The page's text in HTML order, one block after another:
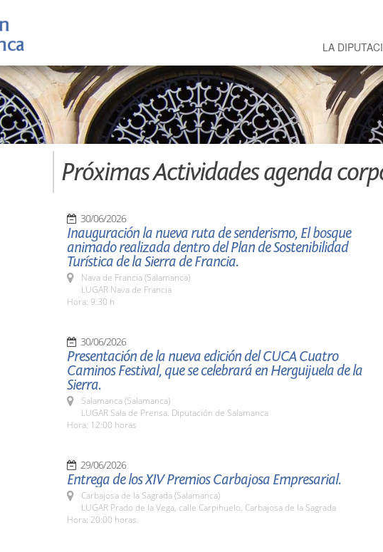
LA
Próximas Actividades agenda
30/06/2026
Inauguración la nueva ruta de senderismo, El bosque
animado realizada dentro del Plan de Sostenibilidad
Turística de la Sierra de Francia.
Nava de Francia (Salamanca)
LUGAR Nava de Francia
Hora: 9:30 h
30/06/2026
Presentación de la nueva edición del CUCA Cuatro
Caminos Festival, que se celebrará en Herguijuela de la
Sierra.
Salamanca (Salamanca)
LUGAR Sala de Prensa. Diputación de Salamanca
Hora: 12:00 horas
29/06/2026
Entrega de los XIV Premios Carbajosa Empresarial.
Carbajosa de la Sagrada (Salamanca)
LUGAR Prado de la Vega, calle Carpihuelo. Carbajosa de la Sagrada
Hora: 20:00 horas.